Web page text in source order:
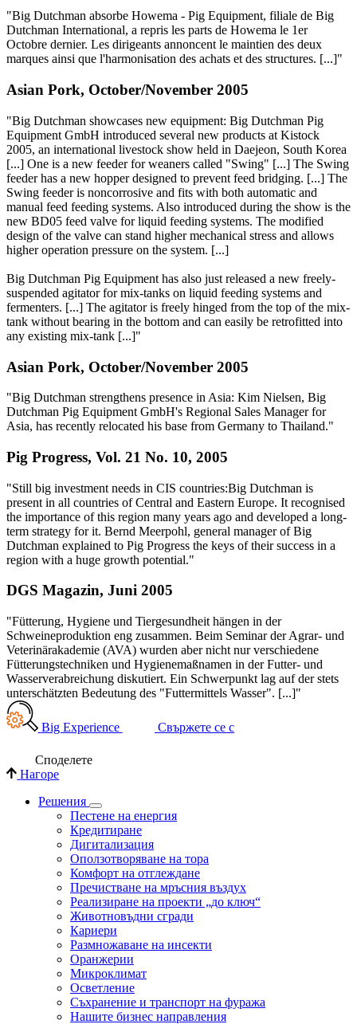
"Big Dutchman absorbe Howema - Pig Equipment, filiale de Big
Dutchman International, a repris les parts de Howema le 1er
Octobre dernier. Les dirigeants annoncent le maintien des deux
marques ainsi que l'harmonisation des achats et des structures. [...]"
Asian Pork, October/November 2005
"Big Dutchman showcases new equipment: Big Dutchman Pig
Equipment GmbH introduced several new products at Kistock
2005, an international livestock show held in Daejeon, South Korea
[...] One is a new feeder for weaners called "Swing" [...] The Swing
feeder has a new hopper designed to prevent feed bridging. [...] The
Swing feeder is noncorrosive and fits with both automatic and
manual feed feeding systems. Also introduced during the show is the
new BD05 feed valve for liquid feeding systems. The modified
design of the valve can stand higher mechanical stress and allows
higher operation pressure on the system. [...]
Big Dutchman Pig Equipment has also just released a new freely-
suspended agitator for mix-tanks on liquid feeding systems and
fermenters. [...] The agitator is freely hinged from the top of the mix-
tank without bearing in the bottom and can easily be retrofitted into
any existing mix-tank [...]"
Asian Pork, October/November 2005
"Big Dutchman strengthens presence in Asia: Kim Nielsen, Big
Dutchman Pig Equipment GmbH's Regional Sales Manager for
Asia, has recently relocated his base from Germany to Thailand."
Pig Progress, Vol. 21 No. 10, 2005
"Still big investment needs in CIS countries:Big Dutchman is
present in all countries of Central and Eastern Europe. It recognised
the importance of this region many years ago and developed a long-
term strategy for it. Bernd Meerpohl, general manager of Big
Dutchman explained to Pig Progress the keys of their success in a
region with a huge growth potential."
DGS Magazin, Juni 2005
"Fütterung, Hygiene und Tiergesundheit hängen in der
Schweineproduktion eng zusammen. Beim Seminar der Agrar- und
Veterinärakademie (AVA) wurden aber nicht nur verschiedene
Fütterungstechniken und Hygienemaßnamen in der Futter- und
Wasserverabreichung diskutiert. Ein Schwerpunkt lag auf der stets
unterschätzten Bedeutung des "Futtermittels Wasser". [...]"
Big Experience Свържете се с
Споделете
Нагоре
Решения
Пестене на енергия
Кредитиране
Дигитализация
Оползотворяване на тора
Комфорт на отглеждане
Пречистване на мръсния въздух
Реализиране на проекти „до ключ“
Животновъдни сгради
Кариери
Размножаване на инсекти
Оранжерии
Микроклимат
Осветление
Съхранение и транспорт на фуража
Нашите бизнес направления